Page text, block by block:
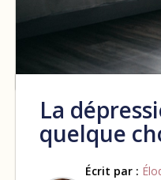
La
quelque
Écrit par :